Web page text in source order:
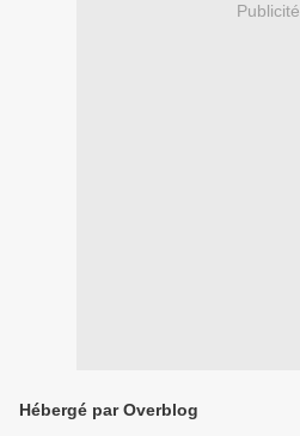
Publicité
Hébergé par Overblog